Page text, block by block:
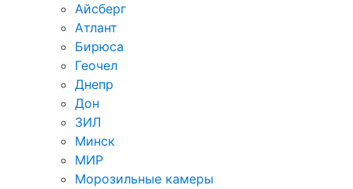
Айсберг
Атлант
Бирюса
Геочел
Днепр
Дон
ЗИЛ
Минск
МИР
Морозильные камеры